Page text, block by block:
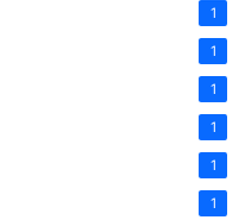
1
1
1
1
1
1